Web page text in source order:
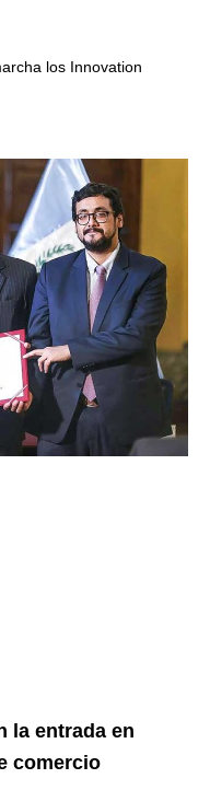
los Innovation
la entrada en
comercio